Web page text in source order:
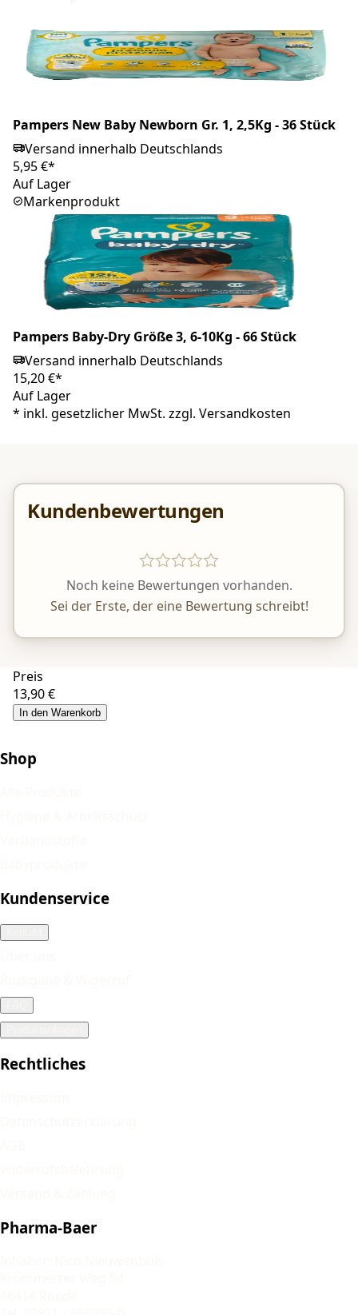
Pampers New Baby Newborn Gr. 1, 2,5Kg - 36 Stück
Versand innerhalb Deutschlands
5,95 €*
Auf Lager
Markenprodukt
Pampers Baby-Dry Größe 3, 6-10Kg - 66 Stück
Versand innerhalb Deutschlands
15,20 €*
Auf Lager
* inkl. gesetzlicher MwSt. zzgl. Versandkosten
Kundenbewertungen
Noch keine Bewertungen vorhanden.
Sei der Erste, der eine Bewertung schreibt!
Preis
13,90 €
In den Warenkorb
Shop
Kundenservice
Rechtliches
Pharma-Baer